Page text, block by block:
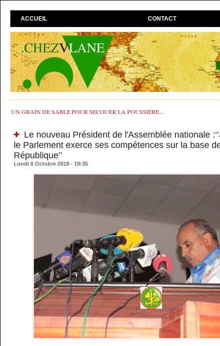
ACCUEIL CONTACT
UN GRAIN DE SABLE POUR SECOUER LA POUSSIÈRE...
Le nouveau Président de l'Assemblée nationale
le Parlement exerce ses compétences sur la base
République’’
Lundi 8 Octobre 2018 - 19:35